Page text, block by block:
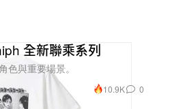
全新聯乘系列
與重要場景。
10.9K 0